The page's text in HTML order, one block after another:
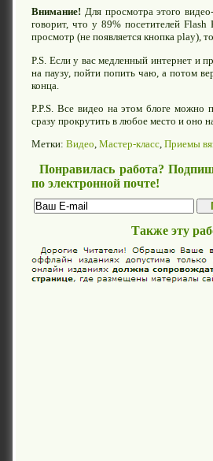
Внимание! Для просмотра этого
говорит, что у 89% посетителей
просмотр (не появляется кнопка play),
P.S. Если у вас медленный интернет и
на паузу, пойти попить чаю, а потом
конца.
P.P.S. Все видео на этом блоге можно
сразу прокрутить в любое место и оно
Метки: Видео, Мастер-класс, Приемы
Понравилась работа?
по электронной почте!
Также эту